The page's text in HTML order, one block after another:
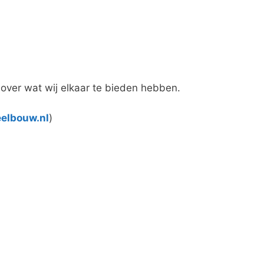
wat wij elkaar te bieden hebben.
)